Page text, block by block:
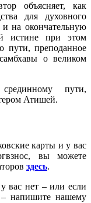
объясняет, как
для духовного
на окончательную
истине при этом
пути, преподанное
о великом
пути,
Атишей.
карты и у вас
вы можете
здесь.
вас нет – или если
– напишите нашему